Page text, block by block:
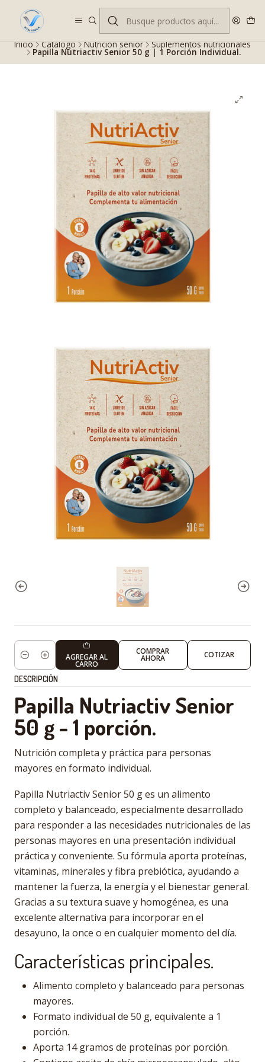
Despacho gratis en RM desde $100.000. Revisa las condiciones.
Inicio Catálogo Nutrición senior Suplementos nutricionales
Papilla Nutriactiv Senior 50 g | 1 Porción Individual.
Cantidad AGREGAR AL
CARRO
COMPRAR
AHORA COTIZAR
DESCRIPCIÓN
Papilla Nutriactiv Senior
50 g - 1 porción.
Nutrición completa y práctica para personas
mayores en formato individual.
Papilla Nutriactiv Senior 50 g es un alimento
completo y balanceado, especialmente desarrollado
para responder a las necesidades nutricionales de las
personas mayores en una presentación individual
práctica y conveniente. Su fórmula aporta proteínas,
vitaminas, minerales y fibra prebiótica, ayudando a
mantener la fuerza, la energía y el bienestar general.
Gracias a su textura suave y homogénea, es una
excelente alternativa para incorporar en el
desayuno, la once o en cualquier momento del día.
Características principales.
Alimento completo y balanceado para personas
mayores.
Formato individual de 50 g, equivalente a 1
porción.
Aporta 14 gramos de proteínas por porción.